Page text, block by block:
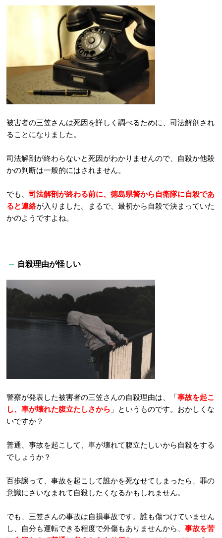
被害者の三笠さんは死因を詳しく調べるために、司法解剖され
ることになりました。
司法解剖が終わらないと死因がわかりませんので、自殺か他殺
かの判断は一般的にはされません。
でも、 司法解剖が終わる前に、徳島県警から自衛隊に自殺であ
ると連絡が入りました。まるで、最初から自殺で決まっていた
かのようですよね。
自殺理由が怪しい
警察が発表した被害者の三笠さんの自殺理由は、「事故を起こ
し、車が壊れた腹立たしさから 」というものです。おかしくな
いですか？
普通、事故を起こして、車が壊れて腹立たしいから自殺をする
でしょうか？
百歩譲って、事故を起こして誰かを死なせてしまったら、罪の
意識にさいなまれて自殺したくなるかもしれません。
でも、三笠さんの事故は自損事故です。誰も傷つけていません
し、自分も運転できる程度で外傷もありませんから、 事故を苦